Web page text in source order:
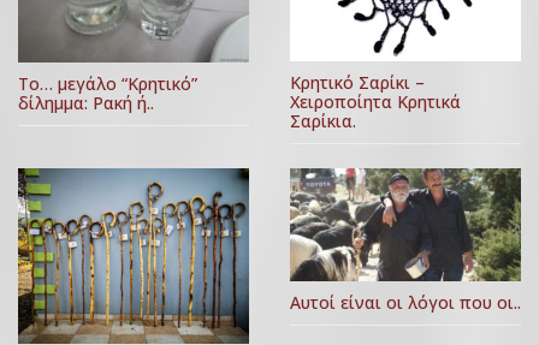
Το… μεγάλο “Κρητικό”
δίλημμα: Ρακή ή..
Κρητικό Σαρίκι –
Χειροποίητα Κρητικά
Σαρίκια.
Αυτοί είναι οι λόγοι που οι..